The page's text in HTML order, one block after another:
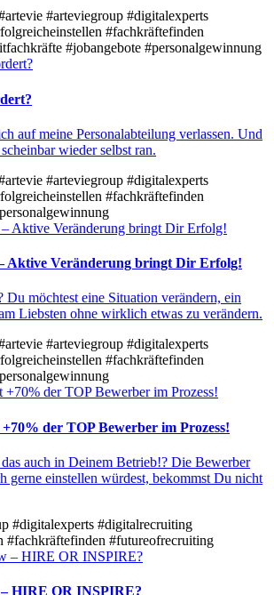
#arteviegroup #digitalexperts
#fachkräftefinden
#jobangebote #personalgewinnung
auf meine Personalabteilung verlassen. Und
wieder selbst ran.
#arteviegroup #digitalexperts
#fachkräftefinden
Aktive Veränderung bringt Dir Erfolg!
Du möchtest eine Situation verändern, ein
Liebsten ohne wirklich etwas zu verändern.
#arteviegroup #digitalexperts
#fachkräftefinden
der TOP Bewerber im Prozess!
auch in Deinem Betrieb!? Die Bewerber
einstellen würdest, bekommst Du nicht
#digitalexperts #digitalrecruiting
#fachkräftefinden #futureofrecruiting
HIRE OR INSPIRE?